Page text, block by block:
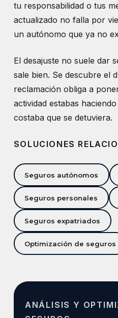
tu responsabilidad o tus
actualizado no falla por
un autónomo que ya no
El desajuste no suele dar
sale bien. Se descubre el
reclamación obliga a
actividad estabas
costaba que se detuviera.
SOLUCIONES
Seguros autónomos
Seguros personales
Seguros expatriados
Optimización de seguros
ANÁLISIS Y